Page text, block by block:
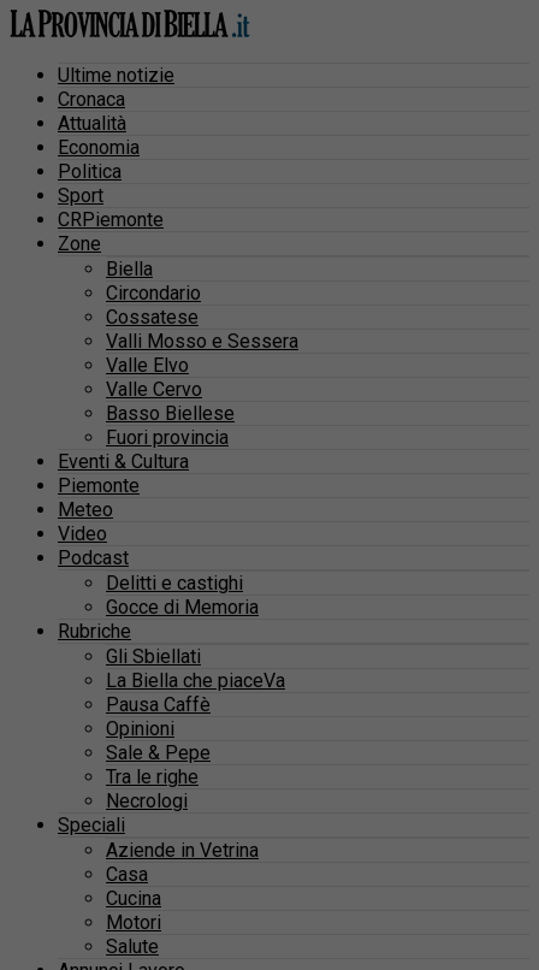
Ultime notizie
Cronaca
Attualità
Economia
Politica
Sport
CRPiemonte
Zone
Biella
Circondario
Cossatese
Valli Mosso e Sessera
Valle Elvo
Valle Cervo
Basso Biellese
Fuori provincia
Eventi & Cultura
Piemonte
Meteo
Video
Podcast
Delitti e castighi
Gocce di Memoria
Rubriche
Gli Sbiellati
La Biella che piaceVa
Pausa Caffè
Opinioni
Sale & Pepe
Tra le righe
Necrologi
Speciali
Aziende in Vetrina
Casa
Cucina
Motori
Salute